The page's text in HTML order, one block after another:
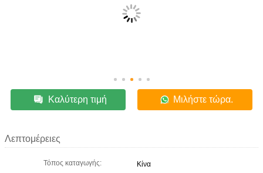
Καλύτερη τιμή Μιλήστε τώρα.
Λεπτομέρειες
Τόπος καταγωγής:
Κίνα